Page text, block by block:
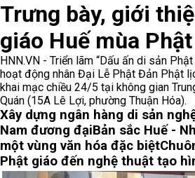
Trưng bày, giới
giáo Huế mùa
HNN.VN - Triển lãm “Dấu ấn di sản
hoạt động nhân Đại Lễ Phật Đản Phật
khai mạc chiều 24/5 tại không gian
Quán (15A Lê Lợi, phường Thuận Hóa).
Xây dựng ngân hàng di sản
Nam đương đạiBản sắc Huế -
một vùng văn hóa đặc biệt
Phật giáo đến nghệ thuật tạo